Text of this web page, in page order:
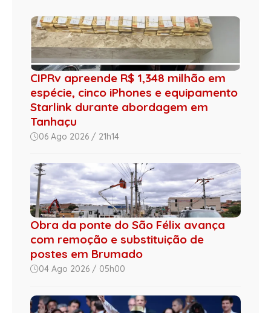
CIPRv apreende R$ 1,348 milhão em
espécie, cinco iPhones e equipamento
Starlink durante abordagem em
Tanhaçu
06 Ago 2026 / 21h14
Obra da ponte do São Félix avança
com remoção e substituição de
postes em Brumado
04 Ago 2026 / 05h00